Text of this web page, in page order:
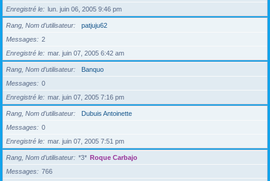
Enregistré le
lun. juin 06, 2005 9:46 pm
Rang, Nom d’utilisateur
patjuju62
Messages
2
Enregistré le
mar. juin 07, 2005 6:42 am
Rang, Nom d’utilisateur
Banquo
Messages
0
Enregistré le
mar. juin 07, 2005 7:16 pm
Rang, Nom d’utilisateur
Dubuis Antoinette
Messages
0
Enregistré le
mar. juin 07, 2005 7:51 pm
Rang, Nom d’utilisateur *3* Roque Carbajo
Messages
766